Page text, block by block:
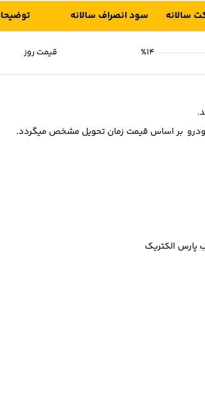
سالانه سود انصراف سالانه
%14
قیمت روز
بر اساس قیمت زمان تحویل مشخص میگردد.